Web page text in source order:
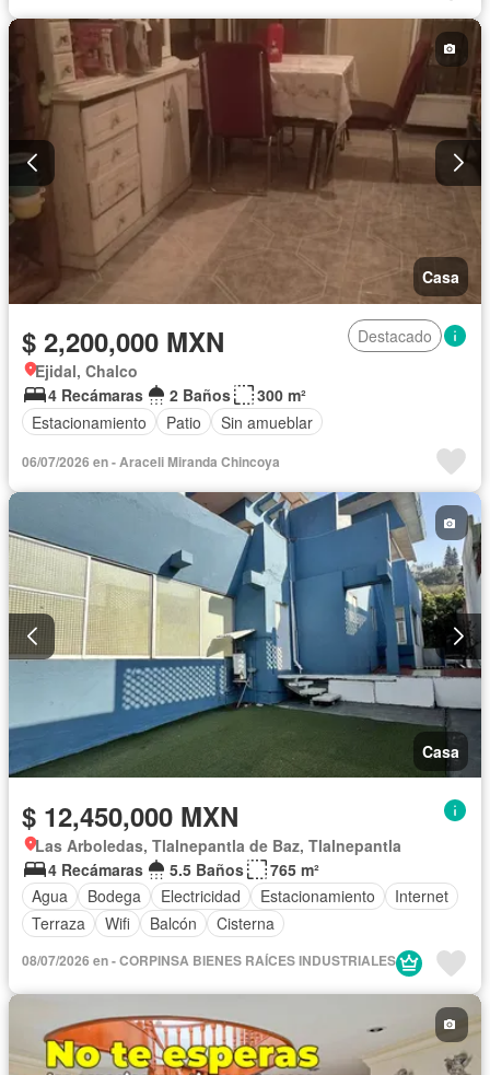
Casa
$ 2,200,000 MXN
Destacado
Ejidal, Chalco
4 Recámaras
2 Baños
300 m²
Estacionamiento
Patio Sin amueblar
06/07/2026 en - Araceli Miranda Chincoya
Casa
$ 12,450,000 MXN
Las Arboledas, Tlalnepantla de Baz, Tlalnepantla
4 Recámaras
5.5 Baños
765 m²
Agua
Bodega Electricidad Estacionamiento
Internet
Terraza
Wifi Balcón Cisterna
08/07/2026 en - CORPINSA BIENES RAÍCES INDUSTRIALES